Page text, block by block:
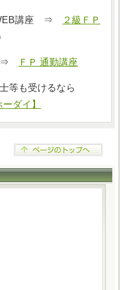
WEB講座 ⇒
２級ＦＰ
⇒ ＦＰ 通勤講座
等も受けるなら
ダイ】